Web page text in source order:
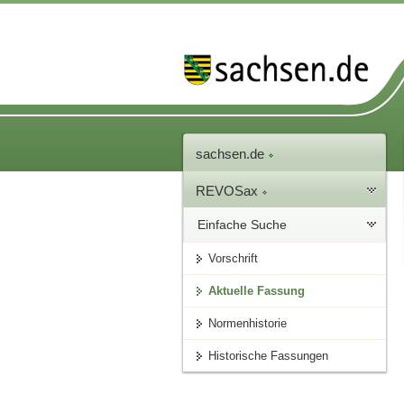
sachsen.de
REVOSax
Einfache Suche
Vorschrift
Aktuelle Fassung
Normenhistorie
Historische Fassungen